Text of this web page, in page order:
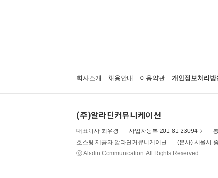
회사소개 채용안내 이용약관 개인정보처리방
(주)알라딘커뮤니케이션
대표이사 최우경 사업자등록 201-81-23094
호스팅 제공자 알라딘커뮤니케이션
(본사) 서울시
ⓒ Aladin Communication. All Rights Reserved.